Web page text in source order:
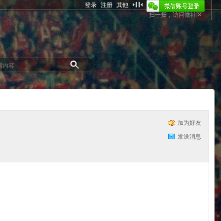
扫一扫，访问微社区
登录 注册 其他
加为好友
发送消息